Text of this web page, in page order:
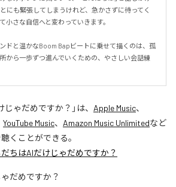
にも緊張してしまうけれど、急かさずに待ってく
小さな自信へと変わっていきます。
ドと温かなBoom Bapビートに乗せて描くのは、孤
から一歩ずつ進んでいくための、やさしい会話練
じゃだめですか？ 」は、 Apple Music、
YouTube Music、 Amazon Music Unlimitedなど
くことができる。
だちはAIだけじゃだめですか？